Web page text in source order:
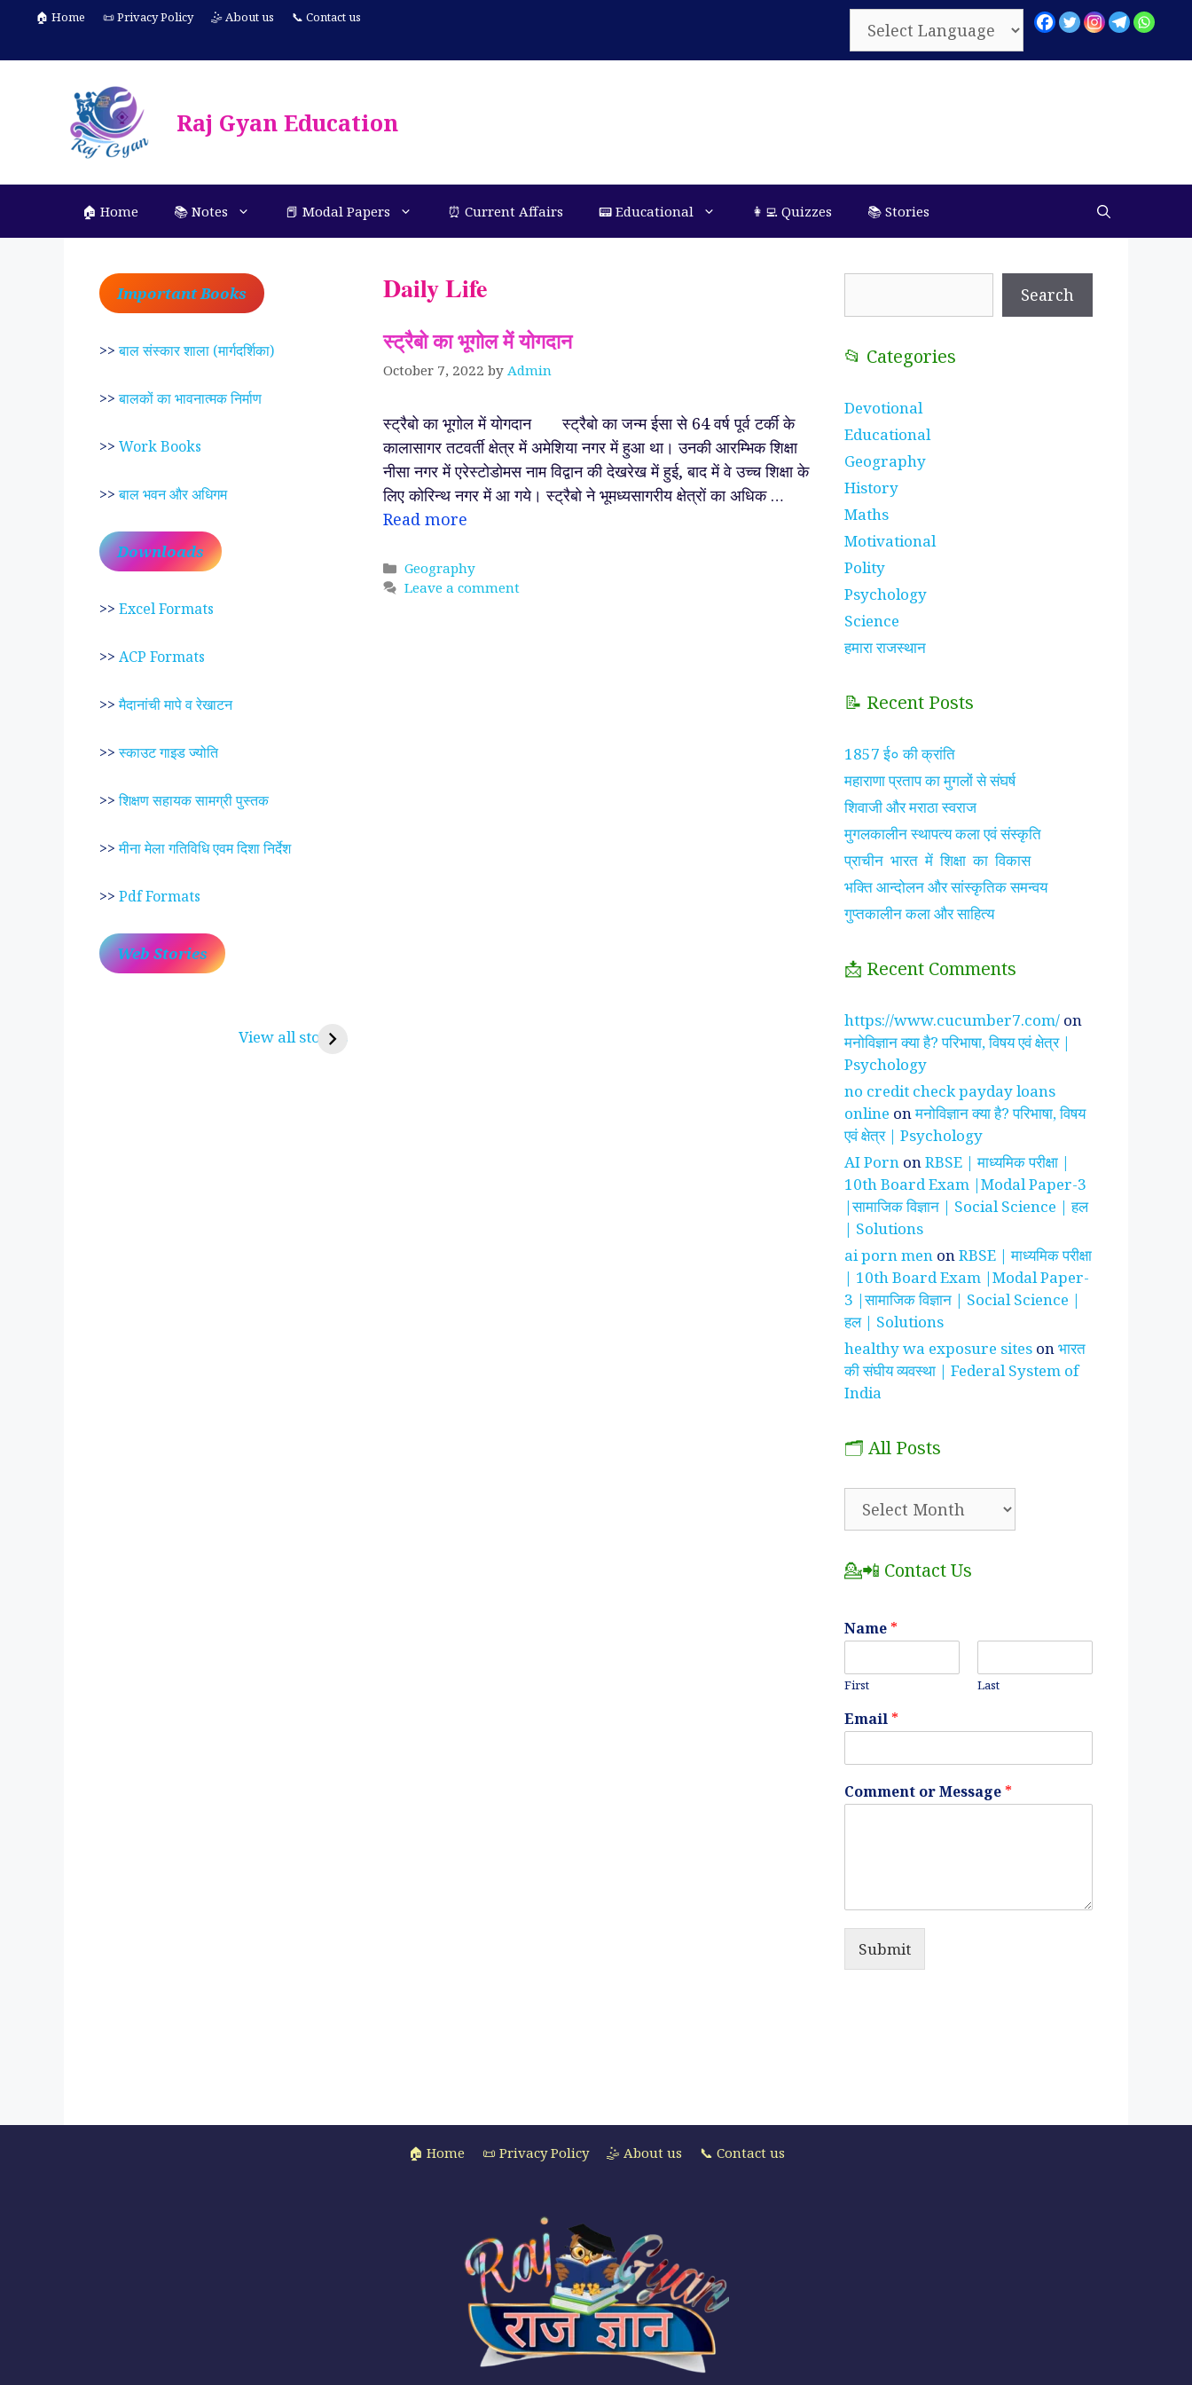
content
🏠 Home 📜 Privacy Policy 🤹 About us 📞 Contact us
Raj Gyan Education
🏠 Home 📚 Notes 📕 Modal Papers ⏰ Current Affairs 📟 Educational 👩‍💻 Quizzes 📚 Stories
Daily Life
स्ट्रैबो का भूगोल में योगदान
October 7, 2022 by Admin
स्ट्रैबो का भूगोल में योगदान स्ट्रैबो का जन्म ईसा से 64 वर्ष पूर्व टर्की के
कालासागर तटवर्ती क्षेत्र में अमेशिया नगर में हुआ था। उनकी आरम्भिक शिक्षा
नीसा नगर में एरेस्टोडोमस नाम विद्वान की देखरेख में हुई, बाद में वे उच्च शिक्षा के
लिए कोरिन्थ नगर में आ गये। स्ट्रैबो ने भूमध्यसागरीय क्षेत्रों का अधिक …
Read more
Categories
Geography
Leave a comment
Important Books
>>बाल संस्कार शाला (मार्गदर्शिका)
>>बालकों का भावनात्मक निर्माण
>> Work Books
>>बाल भवन और अधिगम
Downloads
>> Excel Formats
>> ACP Formats
>>मैदानांची मापे व रेखाटन
>>स्काउट गाइड ज्योति
>>शिक्षण सहायक सामग्री पुस्तक
>>मीना मेला गतिविधि एवम दिशा निर्देश
>> Pdf Formats
Web Stories
View all stories
करुणा व प्रेम का प्रतीक
रामसा पीर, रुणेचा रा धणी,
झाँसी की रानी के रहस्मयी
सुनीता विलियम्स ~
भारतीय मूल की अन्तरिक्ष
यात्री
Search
📂 Categories
Devotional
Educational
Geography
History
Maths
Motivational
Polity
Psychology
Science
हमारा राजस्थान
📝 Recent Posts
1857 ई० की क्रांति
महाराणा प्रताप का मुगलों से संघर्ष
शिवाजी और मराठा स्वराज
मुगलकालीन स्थापत्य कला एवं संस्कृति
प्राचीन भारत में शिक्षा का विकास
भक्ति आन्दोलन और सांस्कृतिक समन्वय
गुप्तकालीन कला और साहित्य
📩 Recent Comments
https://www.cucumber7.com/ on
मनोविज्ञान क्या है? परिभाषा, विषय एवं क्षेत्र |
Psychology
no credit check payday loans
online onमनोविज्ञान क्या है? परिभाषा, विषय
एवं क्षेत्र | Psychology
AI Porn onRBSE | माध्यमिक परीक्षा |
10th Board Exam |Modal Paper-3
|सामाजिक विज्ञान | Social Science | हल
| Solutions
ai porn men onRBSE | माध्यमिक परीक्षा
| 10th Board Exam |Modal Paper-
3 |सामाजिक विज्ञान | Social Science |
हल | Solutions
healthy wa exposure sites onभारत
की संघीय व्यवस्था | Federal System of
India
🗂️ All Posts
💁📲 Contact Us
Name *
First Last
Email *
Comment or Message *
Submit
🏠 Home 📜 Privacy Policy 🤹 About us 📞 Contact us